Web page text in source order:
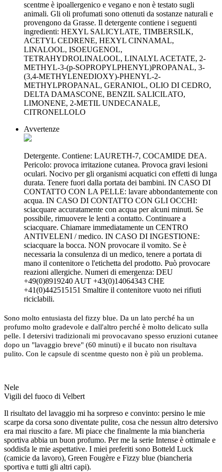
scentme è ipoallergenico e vegano e non è testato sugli
animali. Gli oli profumati sono ottenuti da sostanze naturali e
provengono da Grasse. Il detergente contiene i seguenti
ingredienti: HEXYL SALICYLATE, TIMBERSILK,
ACETYL CEDRENE, HEXYL CINNAMAL,
LINALOOL, ISOEUGENOL,
TETRAHYDROLINALOOL, LINALYL ACETATE, 2-
METHYL-3-(p-SOPROPYLPHENYL)PROPANAL, 3-
(3,4-METHYLENEDIOXY)-PHENYL-2-
METHYLPROPANAL, GERANIOL, OLIO DI CEDRO,
DELTA DAMASCONE, BENZIL SALICILATO,
LIMONENE, 2-METIL UNDECANALE,
CITRONELLOLO
Avvertenze
Detergente. Contiene: LAURETH-7, COCAMIDE DEA.
Pericolo: provoca irritazione cutanea. Provoca gravi lesioni
oculari. Nocivo per gli organismi acquatici con effetti di lunga
durata. Tenere fuori dalla portata dei bambini. IN CASO DI
CONTATTO CON LA PELLE: lavare abbondantemente con
acqua. IN CASO DI CONTATTO CON GLI OCCHI:
sciacquare accuratamente con acqua per alcuni minuti. Se
possibile, rimuovere le lenti a contatto. Continuare a
sciacquare. Chiamare immediatamente un CENTRO
ANTIVELENI / medico. IN CASO DI INGESTIONE:
sciacquare la bocca. NON provocare il vomito. Se è
necessaria la consulenza di un medico, tenere a portata di
mano il contenitore o l'etichetta del prodotto. Può provocare
reazioni allergiche. Numeri di emergenza: DEU
+49(0)8919240 AUT +43(0)14064343 CHE
+41(0)442515151 Smaltire il contenitore vuoto nei rifiuti
riciclabili.
Sono molto entusiasta del fizzy blue. Da un lato perché ha un
profumo molto gradevole e dall'altro perché è molto delicato sulla
pelle. I detersivi tradizionali mi provocavano spesso eruzioni cutanee
dopo un "lavaggio breve" (60 minuti) e il bucato non risultava
pulito. Con le capsule di scentme questo non è più un problema.
Nele
Vigili del fuoco di Velbert
Il risultato del lavaggio mi ha sorpreso e convinto: persino le mie
scarpe da corsa sono diventate pulite, cosa che nessun altro detersivo
era mai riuscito a fare. Mi piace che finalmente la mia biancheria
sportiva abbia un buon profumo. Per me la serie Intense è ottimale e
soddisfa le mie aspettative. I miei preferiti sono Botteld Luck
(camicie da lavoro), Green Fougère e Fizzy blue (biancheria
sportiva e tutti gli altri capi).